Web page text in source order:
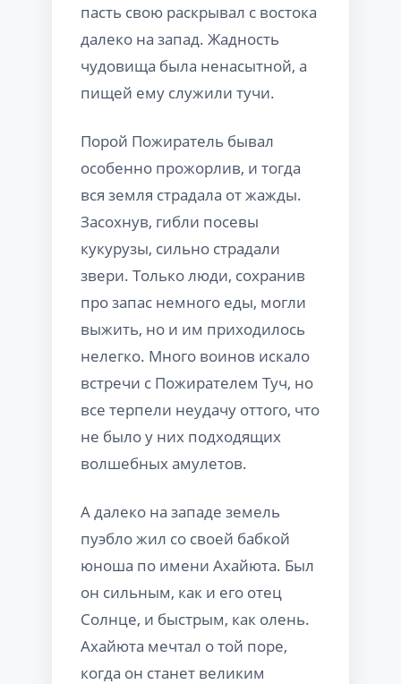
пасть свою раскрывал с востока
далеко на запад. Жадность
чудовища была ненасытной, а
пищей ему служили тучи.
Порой Пожиратель бывал
особенно прожорлив, и тогда
вся земля страдала от жажды.
Засохнув, гибли посевы
кукурузы, сильно страдали
звери. Только люди, сохранив
про запас немного еды, могли
выжить, но и им приходилось
нелегко. Много воинов искало
встречи с Пожирателем Туч, но
все терпели неудачу оттого, что
не было у них подходящих
волшебных амулетов.
А далеко на западе земель
пуэбло жил со своей бабкой
юноша по имени Ахайюта. Был
он сильным, как и его отец
Солнце, и быстрым, как олень.
Ахайюта мечтал о той поре,
когда он станет великим